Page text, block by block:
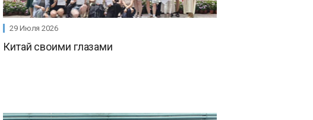
29 Июля 2026
Китай своими глазами